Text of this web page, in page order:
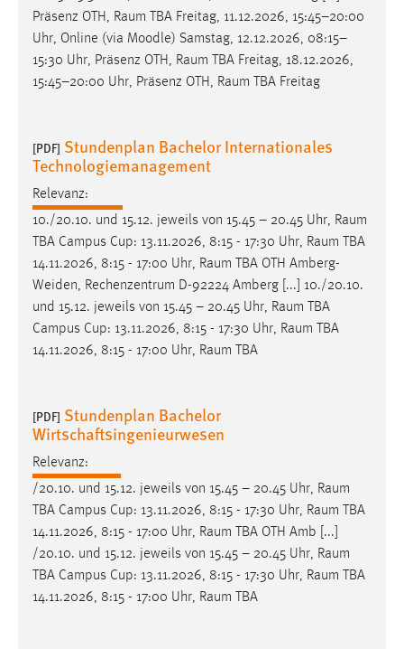
Präsenz OTH, Raum TBA Freitag, 11.12.2026, 15:45–20:00
Uhr, Online (via Moodle) Samstag, 12.12.2026, 08:15–
15:30 Uhr, Präsenz OTH, Raum TBA Freitag, 18.12.2026,
15:45–20:00 Uhr, Präsenz OTH, Raum TBA Freitag
[PDF] Stundenplan Bachelor Internationales
Technologiemanagement
Relevanz:
10./20.10. und 15.12. jeweils von 15.45 – 20.45 Uhr, Raum
TBA Campus Cup: 13.11.2026, 8:15 - 17:30 Uhr, Raum TBA
14.11.2026, 8:15 - 17:00 Uhr, Raum TBA OTH Amberg-
Weiden, Rechenzentrum D-92224 Amberg [...] 10./20.10.
und 15.12. jeweils von 15.45 – 20.45 Uhr, Raum TBA
Campus Cup: 13.11.2026, 8:15 - 17:30 Uhr, Raum TBA
14.11.2026, 8:15 - 17:00 Uhr, Raum TBA
[PDF] Stundenplan Bachelor
Wirtschaftsingenieurwesen
Relevanz:
/20.10. und 15.12. jeweils von 15.45 – 20.45 Uhr, Raum
TBA Campus Cup: 13.11.2026, 8:15 - 17:30 Uhr, Raum TBA
14.11.2026, 8:15 - 17:00 Uhr, Raum TBA OTH Amb [...]
/20.10. und 15.12. jeweils von 15.45 – 20.45 Uhr, Raum
TBA Campus Cup: 13.11.2026, 8:15 - 17:30 Uhr, Raum TBA
14.11.2026, 8:15 - 17:00 Uhr, Raum TBA